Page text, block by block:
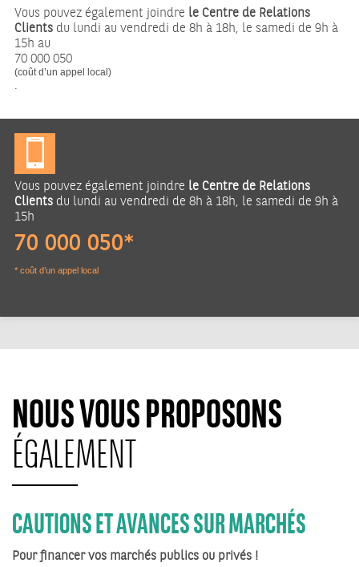
Vous pouvez également joindre le Centre de Relations
Clients du lundi au vendredi de 8h à 18h, le samedi de 9h à
15h au
70 000 050
(coût d’un appel local)
.
Vous pouvez également joindre le Centre de Relations
Clients du lundi au vendredi de 8h à 18h, le samedi de 9h à
15h
70 000 050*
* coût d’un appel local
NOUS VOUS PROPOSONS
ÉGALEMENT
CAUTIONS ET AVANCES SUR MARCHÉS
Pour financer vos marchés publics ou privés !